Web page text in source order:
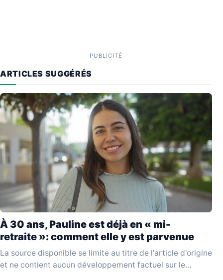
PUBLICITÉ
ARTICLES SUGGÉRÉS
À 30 ans, Pauline est déjà en « mi-
retraite »: comment elle y est parvenue
La source disponible se limite au titre de l'article d'origine
et ne contient aucun développement factuel sur le